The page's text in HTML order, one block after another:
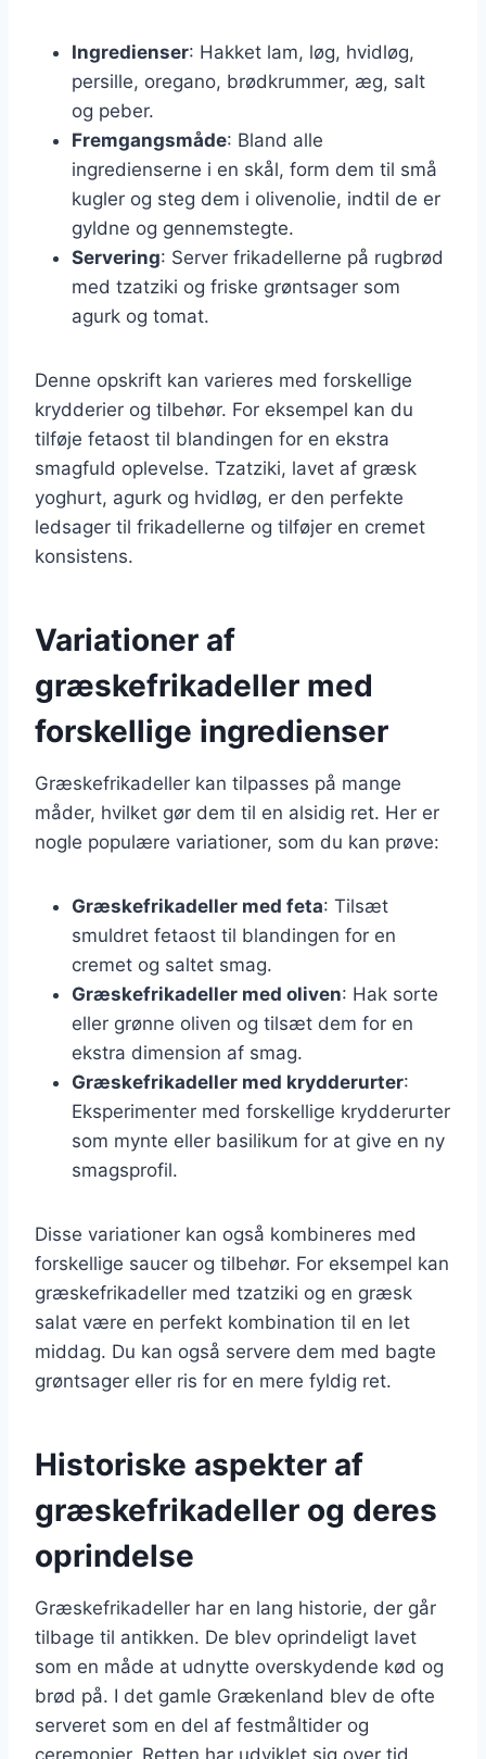
Ingredienser: Hakket lam, løg, hvidløg,
persille, oregano, brødkrummer, æg, salt
og peber.
Fremgangsmåde: Bland alle
ingredienserne i en skål, form dem til små
kugler og steg dem i olivenolie, indtil de er
gyldne og gennemstegte.
Servering: Server frikadellerne på rugbrød
med tzatziki og friske grøntsager som
agurk og tomat.
Denne opskrift kan varieres med forskellige
krydderier og tilbehør. For eksempel kan du
tilføje fetaost til blandingen for en ekstra
smagfuld oplevelse. Tzatziki, lavet af græsk
yoghurt, agurk og hvidløg, er den perfekte
ledsager til frikadellerne og tilføjer en cremet
konsistens.
Variationer af
græskefrikadeller med
forskellige ingredienser
Græskefrikadeller kan tilpasses på mange
måder, hvilket gør dem til en alsidig ret. Her er
nogle populære variationer, som du kan prøve:
Græskefrikadeller med feta: Tilsæt
smuldret fetaost til blandingen for en
cremet og saltet smag.
Græskefrikadeller med oliven: Hak sorte
eller grønne oliven og tilsæt dem for en
ekstra dimension af smag.
Græskefrikadeller med krydderurter:
Eksperimenter med forskellige krydderurter
som mynte eller basilikum for at give en ny
smagsprofil.
Disse variationer kan også kombineres med
forskellige saucer og tilbehør. For eksempel kan
græskefrikadeller med tzatziki og en græsk
salat være en perfekt kombination til en let
middag. Du kan også servere dem med bagte
grøntsager eller ris for en mere fyldig ret.
Historiske aspekter af
græskefrikadeller og deres
oprindelse
Græskefrikadeller har en lang historie, der går
tilbage til antikken. De blev oprindeligt lavet
som en måde at udnytte overskydende kød og
brød på. I det gamle Grækenland blev de ofte
serveret som en del af festmåltider og
ceremonier. Retten har udviklet sig over tid,